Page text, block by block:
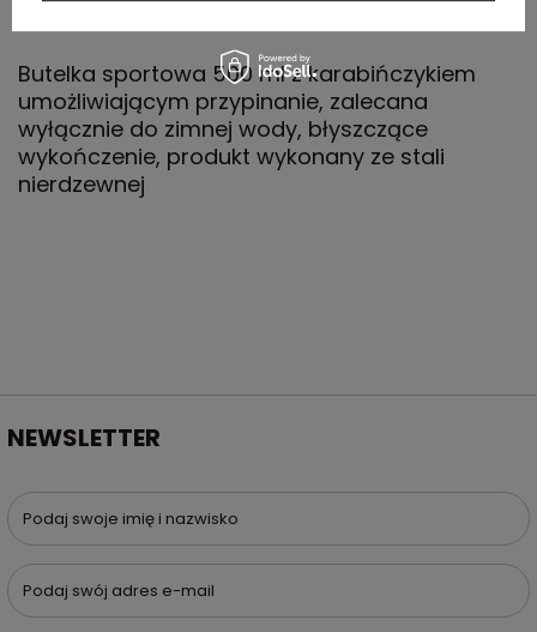
Butelka sportowa 500 ml z karabińczykiem
umożliwiającym przypinanie, zalecana
wyłącznie do zimnej wody, błyszczące
wykończenie, produkt wykonany ze stali
nierdzewnej
NEWSLETTER
Podaj swoje imię i nazwisko
Podaj swój adres e-mail